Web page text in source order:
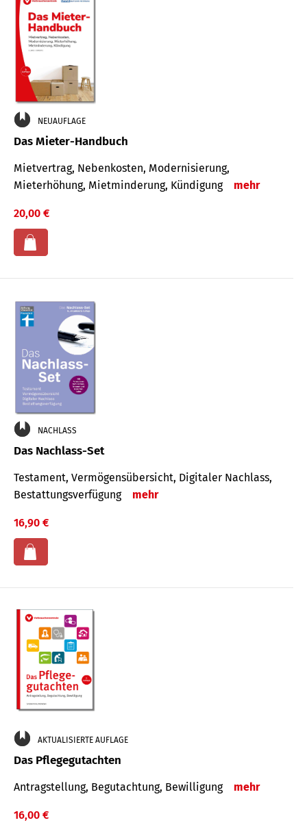
NEUAUFLAGE
Das Mieter-Handbuch
Mietvertrag, Nebenkosten, Modernisierung,
Mieterhöhung, Mietminderung, Kündigung
mehr
20,00 €
NACHLASS
Das Nachlass-Set
Testament, Vermögens­übersicht, Digitaler Nach­lass,
Bestat­tungs­ver­fügung
mehr
16,90 €
AKTUALISIERTE AUFLAGE
Das Pflegegutachten
Antragstellung, Begutachtung, Bewilligung mehr
16,00 €